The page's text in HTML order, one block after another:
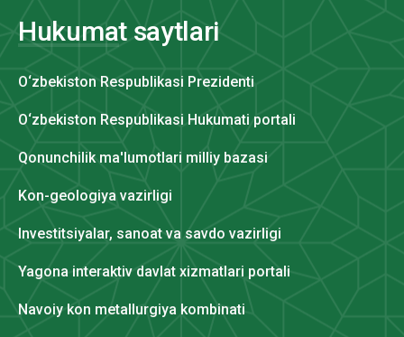
Hukumat saytlari
O‘zbekiston Respublikasi Prezidenti
O‘zbekiston Respublikasi Hukumati portali
Qonunchilik ma'lumotlari milliy bazasi
Kon-geologiya vazirligi
Investitsiyalar, sanoat va savdo vazirligi
Yagona interaktiv davlat xizmatlari portali
Navoiy kon metallurgiya kombinati